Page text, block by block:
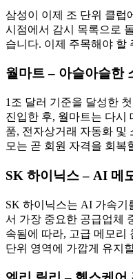
삼성이 이제 조 단위 클럽
시점에서 감시 목록으로
습니다. 이제 주목해야 할
월마트 – 아슬아슬한
1조 달러 기준을 달성한
진입한 후, 월마트는 다시
품, 전자상거래 자동화 및
모는 곧 회원 자격을 회복
SK 하이닉스 – AI 메
SK 하이닉스는 AI 가속기
서 가장 중요한 공급업체
속됨에 따라, 고급 메모리
단위 영역에 가깝게 유지